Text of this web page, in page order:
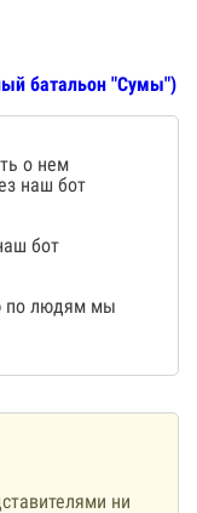
батальон "Сумы")
о нем
наш бот
бот
по людям мы
ни